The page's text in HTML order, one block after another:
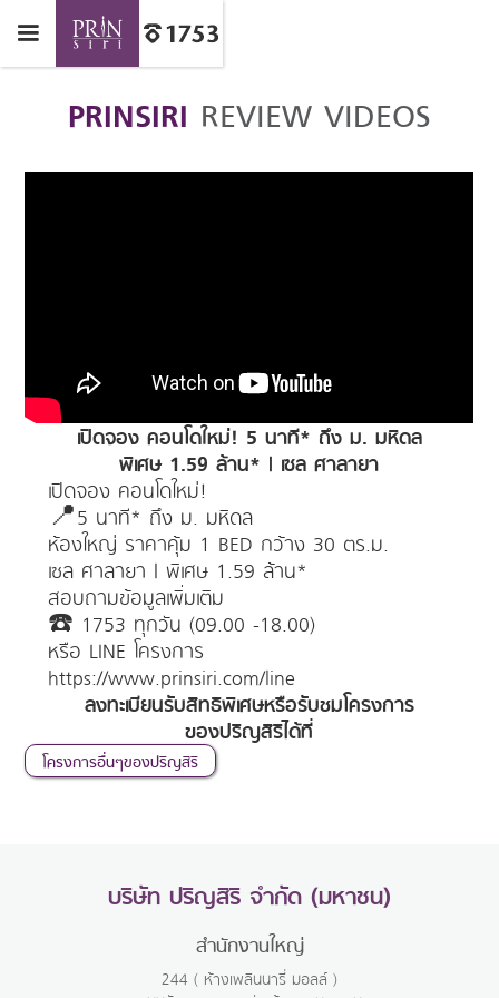
PRINSIRI REVIEW VIDEOS
เปิดจอง คอนโดใหม่! 5 นาที* ถึง ม. มหิดล
พิเศษ 1.59 ล้าน* | เซล ศาลายา
เปิดจอง คอนโดใหม่!
📍5 นาที* ถึง ม. มหิดล
ห้องใหญ่ ราคาคุ้ม 1 BED กว้าง 30 ตร.ม.
เซล ศาลายา | พิเศษ 1.59 ล้าน*
สอบถามข้อมูลเพิ่มเติม
☎️ 1753 ทุกวัน (09.00 -18.00)
หรือ LINE โครงการ
https://www.prinsiri.com/line
ลงทะเบียนรับสิทธิพิเศษหรือรับชมโครงการ
ของปริญสิริได้ที่
โครงการอื่นๆของปริญสิริ
บริษัท ปริญสิริ จำกัด (มหาชน)
สำนักงานใหญ่
244 ( ห้างเพลินนารี่ มอลล์ )